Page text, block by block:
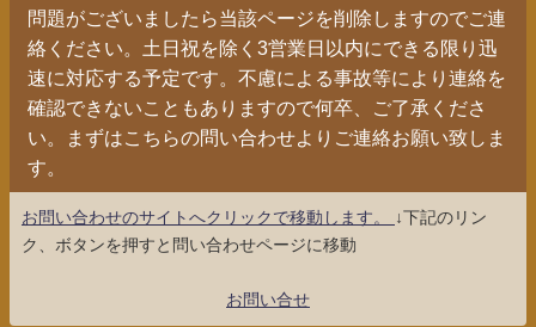
問題がございましたら当該ページを削除しますのでご連
絡ください。土日祝を除く3営業日以内にできる限り迅
速に対応する予定です。不慮による事故等により連絡を
確認できないこともありますので何卒、ご了承くださ
い。まずはこちらの問い合わせよりご連絡お願い致しま
す。
お問い合わせのサイトへクリックで移動します。
↓下記のリン
ク、ボタンを押すと問い合わせページに移動
お問い合せ